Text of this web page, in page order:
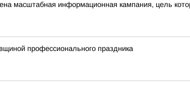
масштабная информационная кампания, цель
профессионального праздника